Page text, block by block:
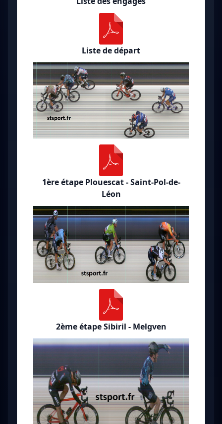
Liste de départ
1ère étape Plouescat - Saint-Pol-de-
Léon
2ème étape Sibiril - Melgven